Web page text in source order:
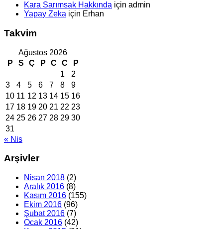
Kara Sarımsak Hakkında için admin
Yapay Zeka için Erhan
Takvim
Ağustos 2026
P
S Ç P C C
P
1
2
3
4 5 6 7 8
9
10 11 12 13 14 15 16
17 18 19 20 21 22 23
24 25 26 27 28 29 30
31
« Nis
Arşivler
Nisan 2018 (2)
Aralık 2016 (8)
Kasım 2016 (155)
Ekim 2016 (96)
Şubat 2016 (7)
Ocak 2016 (42)